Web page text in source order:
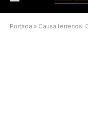
Portada » Causa terrenos: Cúneo